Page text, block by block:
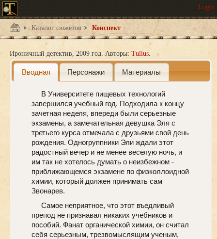
Каталог сюжетов Конспект
Ироничный детектив 2009 год. Авторы: Tulius
Вводная Персонажи Материалы
В Университете пищевых технологий
завершился учебный год. Подходила к концу
зачетная неделя, впереди были серьезные
экзамены, а замечательная девушка Эля с
третьего курса отмечала с друзьями свой день
рождения. Одногруппники Эли ждали этот
радостный вечер и не менее веселую ночь, и
им так не хотелось думать о неизбежном -
приближающемся экзамене по физколлоидной
химии, который должен принимать сам
Звонарев.
Самое неприятное, что этот въедливый
препод не признавал никаких учебников и
пособий. Фанат органической химии, он считал
себя серьезным, трезвомыслящим ученым,